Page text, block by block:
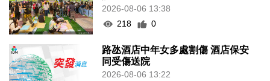
2026-08-06 13:38
218
0
路氹酒店中年女多處割傷 酒店保安
同受傷送院
2026-08-06 13:22